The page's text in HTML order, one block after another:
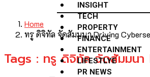
INSIGHT
TECH
PROPERTY
FINANCE
ENTERTAINMENT
LIFESTLYE
PR NEWS
Home
ทรู ดิจิทัล จัดสัมมนา Driving
Tags : ทรู ดิจิทัล จัดสัมมน